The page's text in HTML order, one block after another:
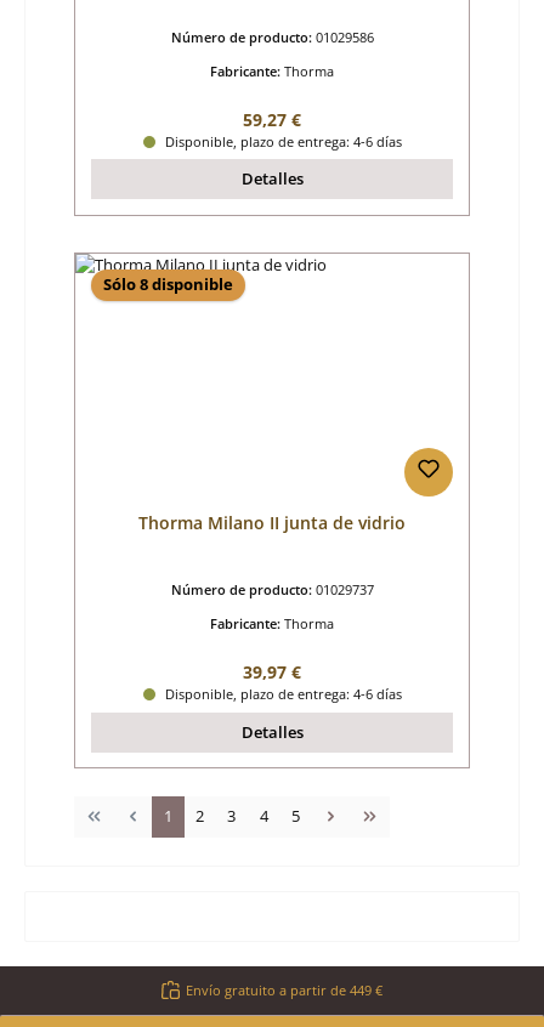
Número de producto: 01029586
Fabricante: Thorma
Precio normal:
59,27 €
Disponible, plazo de entrega: 4-6 días
Detalles
Sólo 8 disponible
Thorma Milano II junta de vidrio
Número de producto: 01029737
Fabricante: Thorma
Precio normal:
39,97 €
Disponible, plazo de entrega: 4-6 días
Detalles
Página
1 Página
2 Página
3 Página
4 Página
5
Envío gratuito a partir de 449 €